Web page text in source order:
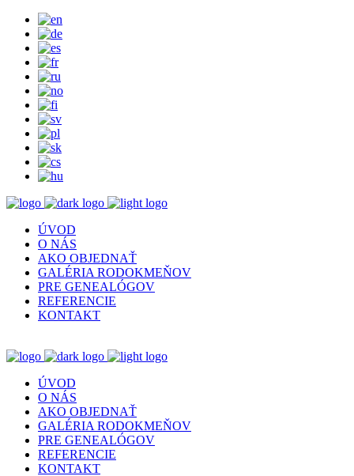
ÚVOD
O NÁS
AKO OBJEDNAŤ
GALÉRIA RODOKMEŇOV
PRE GENEALÓGOV
REFERENCIE
KONTAKT
ÚVOD
O NÁS
AKO OBJEDNAŤ
GALÉRIA RODOKMEŇOV
PRE GENEALÓGOV
REFERENCIE
KONTAKT